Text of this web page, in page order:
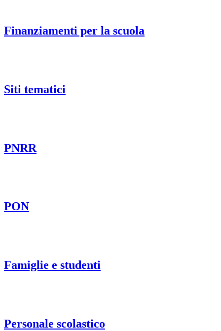
Finanziamenti per la scuola
Siti tematici
PNRR
PON
Famiglie e studenti
Personale scolastico